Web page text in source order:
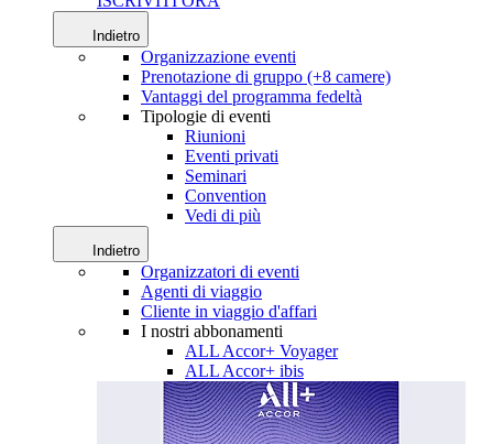
Indietro
Organizzazione eventi
Prenotazione di gruppo (+8 camere)
Vantaggi del programma fedeltà
Tipologie di eventi
Riunioni
Eventi privati
Seminari
Convention
Vedi di più
Indietro
Organizzatori di eventi
Agenti di viaggio
Cliente in viaggio d'affari
I nostri abbonamenti
ALL Accor+ Voyager
ALL Accor+ ibis